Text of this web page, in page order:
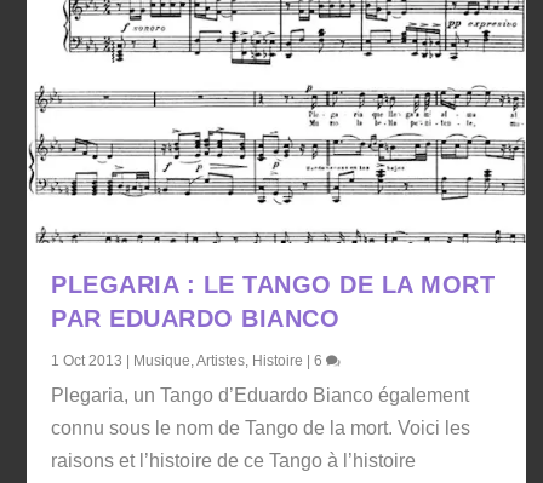
PLEGARIA : LE TANGO DE LA MORT
PAR EDUARDO BIANCO
1 Oct 2013 | Musique ,Artistes Histoire |6
Plegaria, un Tango d’Eduardo Bianco également
connu sous le nom de Tango de la mort. Voici les
raisons et l’histoire de ce Tango à l’histoire